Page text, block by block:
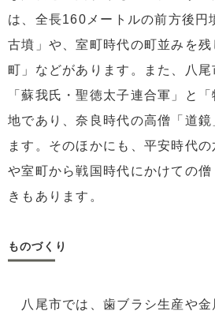
は、全長160メートルの前方後円
古墳」や、室町時代の町並みを
町」などがあります。また、八
「蘇我氏・聖徳太子連合軍」と
地であり、奈良時代の高僧「道鏡
ます。そのほかにも、平安時代の
や室町から戦国時代にかけての
きもあります。
ものづくり
八尾市では、歯ブラシ生産や金